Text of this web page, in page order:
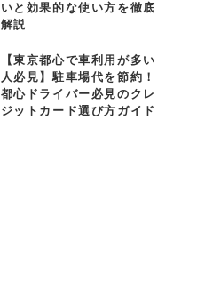
いと効果的な使い方を徹底
解説
【東京都心で車利用が多い
人必見】駐車場代を節約！
都心ドライバー必見のクレ
ジットカード選び方ガイド